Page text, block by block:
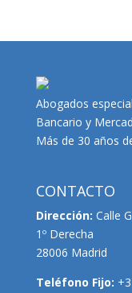
Abogados
Bancario y
Más de 30 años
CONTACTO
Dirección: Calle
1º Derecha
28006 Madrid
Teléfono Fijo: